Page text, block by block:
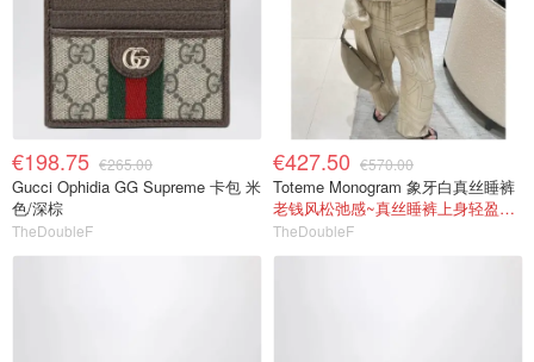
€198.75 €265.00
Gucci Ophidia GG Supreme 卡包 米
色/深棕
TheDoubleF
€427.50 €570.00
Toteme Monogram 象牙白真丝睡裤
老钱风松弛感~真丝睡裤上身轻盈又高级
TheDoubleF